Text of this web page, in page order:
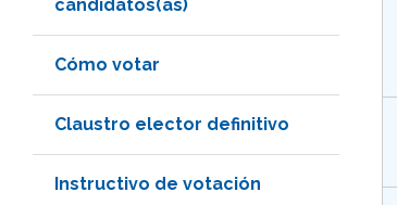
candidatos(as)
Cómo votar
Claustro elector definitivo
Instructivo de votación